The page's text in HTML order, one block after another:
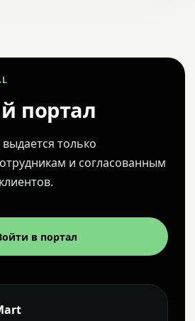
портал
только
и согласованным
в портал